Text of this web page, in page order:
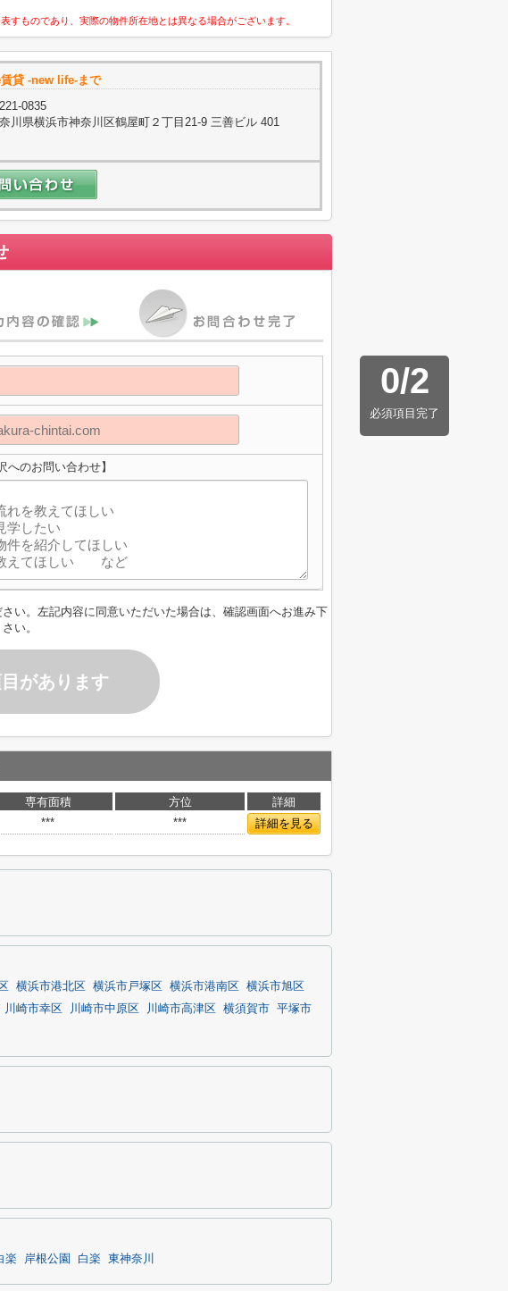
ものであり、実際の物件所在地とは異なる場合がございます。
貸 -new life-まで
0835
川県横浜市神奈川区鶴屋町２丁目21-9 三善ビル 401
0/2
必須項目完了
へのお問い合わせ】
い。左記内容に同意いただいた場合は、確認画面へお進み下
さい。
があります
専有面積 方位
詳細
*** *** 詳細を見る
横浜市港北区 横浜市戸塚区 横浜市港南区
横浜市旭区
川崎市幸区 川崎市中原区 川崎市高津区 横須賀市 平塚市
楽 岸根公園 白楽 東神奈川